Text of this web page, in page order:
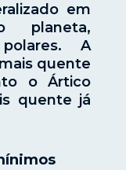
em
planeta,
A
quente
o Ártico
quente já